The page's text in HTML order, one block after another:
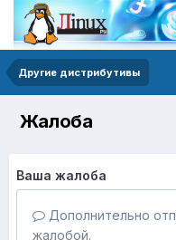
Другие дистрибутивы
Жалоба
Ваша жалоба
Дополнительно
жалобой.